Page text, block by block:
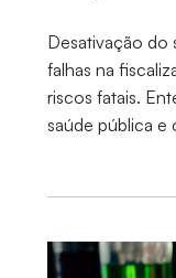
Desativação do
falhas na
riscos fatais.
saúde pública